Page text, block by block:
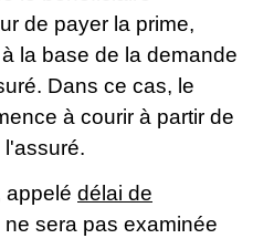
de payer la prime,
la base de la demande
Dans ce cas, le
à courir à partir de
appelé délai de
ne sera pas examinée